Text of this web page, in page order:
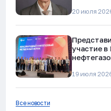
20 июля
участие
19 июля
Все новости